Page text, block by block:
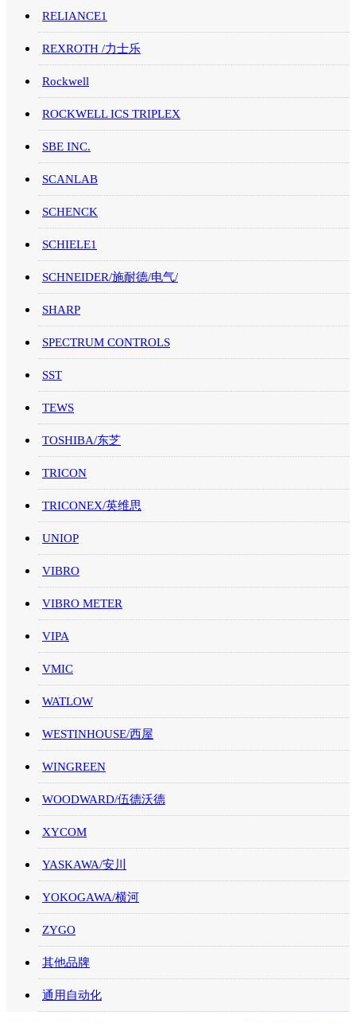
RELIANCE1
REXROTH /力士乐
Rockwell
ROCKWELL ICS TRIPLEX
SBE INC.
SCANLAB
SCHENCK
SCHIELE1
SCHNEIDER/施耐德/电气/
SHARP
SPECTRUM CONTROLS
SST
TEWS
TOSHIBA/东芝
TRICON
TRICONEX/英维思
UNIOP
VIBRO
VIBRO METER
VIPA
VMIC
WATLOW
WESTINHOUSE/西屋
WINGREEN
WOODWARD/伍德沃德
XYCOM
YASKAWA/安川
YOKOGAWA/横河
ZYGO
其他品牌
通用自动化